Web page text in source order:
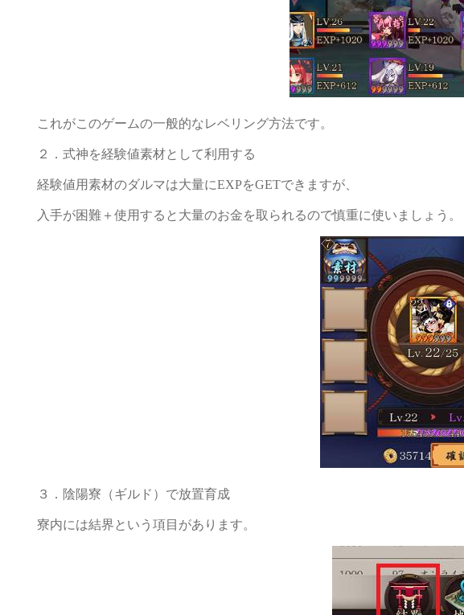
これがこのゲームの一般的なレベリング方法です。
２．式神を経験値素材として利用する
経験値用素材のダルマは大量にEXPをGETできますが、
入手が困難＋使用すると大量のお金を取られるので慎重に使いましょう。
３．陰陽寮（ギルド）で放置育成
寮内には結界という項目があります。